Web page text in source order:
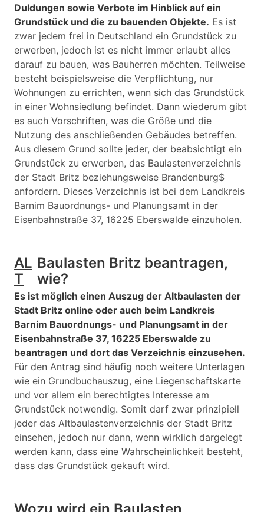
Duldungen sowie Verbote im Hinblick auf ein
Grundstück und die zu bauenden Objekte. Es ist
zwar jedem frei in Deutschland ein Grundstück zu
erwerben, jedoch ist es nicht immer erlaubt alles
darauf zu bauen, was Bauherren möchten. Teilweise
besteht beispielsweise die Verpflichtung, nur
Wohnungen zu errichten, wenn sich das Grundstück
in einer Wohnsiedlung befindet. Dann wiederum gibt
es auch Vorschriften, was die Größe und die
Nutzung des anschließenden Gebäudes betreffen.
Aus diesem Grund sollte jeder, der beabsichtigt ein
Grundstück zu erwerben, das Baulastenverzeichnis
der Stadt Britz beziehungsweise Brandenburg$
anfordern. Dieses Verzeichnis ist bei dem Landkreis
Barnim Bauordnungs- und Planungsamt in der
Eisenbahnstraße 37, 16225 Eberswalde einzuholen.
AL
T
Baulasten Britz beantragen,
wie?
Es ist möglich einen Auszug der Altbaulasten der
Stadt Britz online oder auch beim Landkreis
Barnim Bauordnungs- und Planungsamt in der
Eisenbahnstraße 37, 16225 Eberswalde zu
beantragen und dort das Verzeichnis einzusehen.
Für den Antrag sind häufig noch weitere Unterlagen
wie ein Grundbuchauszug, eine Liegenschaftskarte
und vor allem ein berechtigtes Interesse am
Grundstück notwendig. Somit darf zwar prinzipiell
jeder das Altbaulastenverzeichnis der Stadt Britz
einsehen, jedoch nur dann, wenn wirklich dargelegt
werden kann, dass eine Wahrscheinlichkeit besteht,
dass das Grundstück gekauft wird.